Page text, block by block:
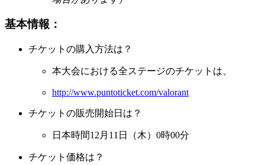
基本情報：
チケットの購入方法は？
本大会における全ステージのチケットは、
http://www.puntoticket.com/valorant
チケットの販売開始日は？
日本時間12月11日（木）0時00分
チケット価格は？